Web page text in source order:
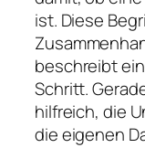
ist. Diese
beschreibt
Schritt.
hilfreich, die
die eigenen